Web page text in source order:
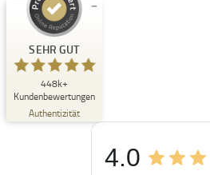
SEHR GUT
448k+
Kundenbewertungen
Authentizität
Kundenbewertungen und Erfahrungen zu
SEHR GUT
4,84
/
5,00
3
4.0